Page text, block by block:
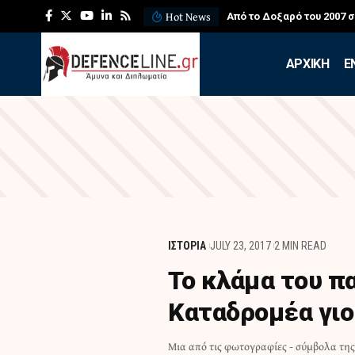
Hot News Από το Δοξαρό του 2007
APXIKH
ΙΣΤΟΡΙΑ JULY 23, 2017 2 MIN READ
Το κλάμα του
Καταδρομέα
Μια από τις φωτογραφίες - σύμβολα
την Αταλάντη Φθιώτιδας